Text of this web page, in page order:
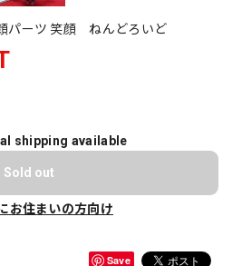
パーツ 笑顔 ねんどろいど
shipping available
Sold out
お住まいの方向け
Save